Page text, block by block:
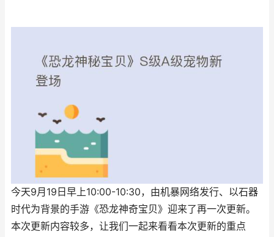
今天9月19日早上10:00-10:30，由机暴网络发行、以石器
时代为背景的手游《恐龙神奇宝贝》迎来了再一次更新。
本次更新内容较多，让我们一起来看看本次更新的重点